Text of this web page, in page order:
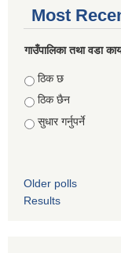
Most
गाउँपालिका तथा वडा
Choices
ठिक छ
ठिक छैन
सुधार गर्नुपर्ने
Older polls
Results